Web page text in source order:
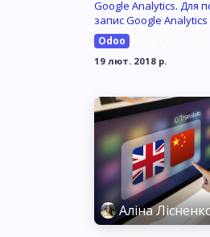
Google Analytics. Для
запис Google Analytics
Odoo
19 лют. 2018 р.
Аліна